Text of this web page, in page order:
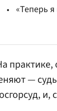
«Теперь
—
и,